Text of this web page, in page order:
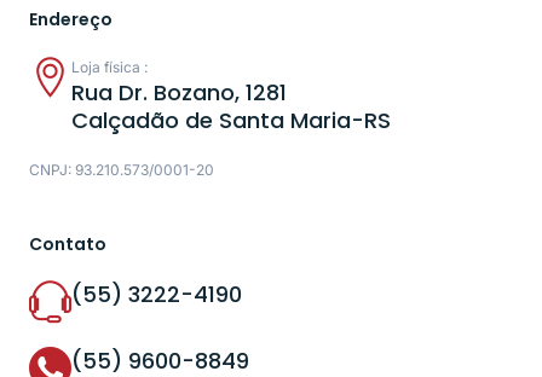
Endereço
Loja física :
Rua Dr. Bozano, 1281
Calçadão de Santa Maria-RS
CNPJ: 93.210.573/0001-20
Contato
(55) 3222-4190
(55) 9600-8849